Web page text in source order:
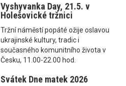
Vyshyvanka Day, 21.5. v
Holešovické tržnici
Tržní náměstí popáté ožije oslavou
ukrajinské kultury, tradic i
současného komunitního života v
Česku, 11.00-22.00 hod.
Svátek Dne matek 2026